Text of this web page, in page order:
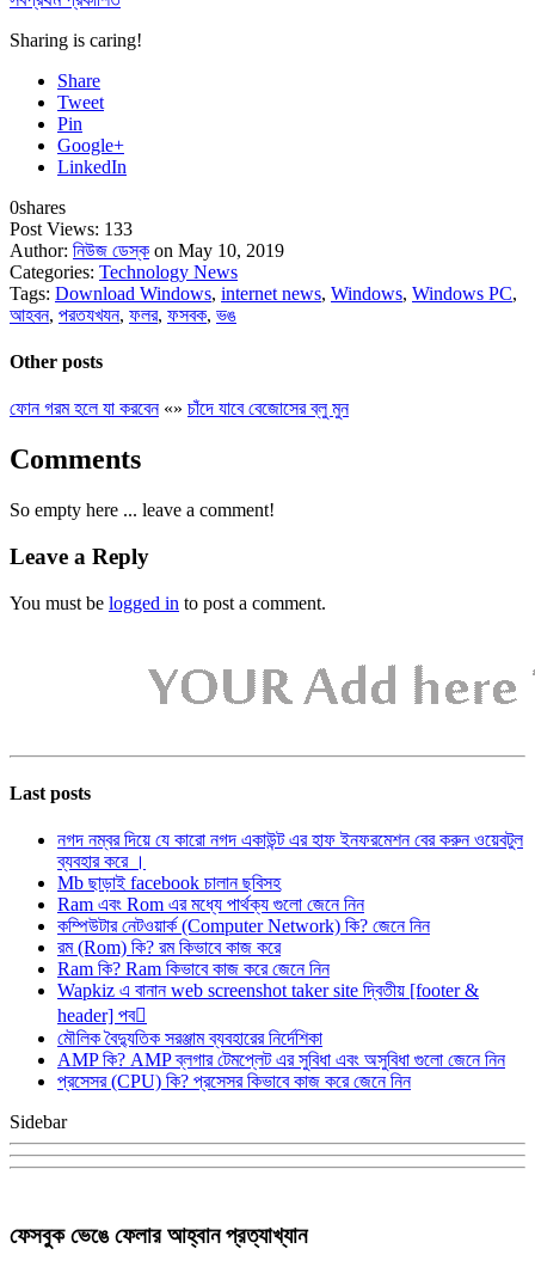
Sharing is caring!
Share
Tweet
Pin
Google+
LinkedIn
0shares
Post Views: 133
Author: নিউজ ডেস্ক on May 10, 2019
Categories: Technology News
Tags: Download Windows, internet news, Windows, Windows PC,
আহবন, পরতযখযন, ফলর, ফসবক, ভঙ
Other posts
ফোন গরম হলে যা করবেন«» চাঁদে যাবে বেজোসের ব্লু মুন
Comments
So empty here ... leave a comment!
Leave a Reply
You must be logged in to post a comment.
Last posts
নগদ নম্বর দিয়ে যে কারো নগদ একাউন্ট এর হাফ ইনফরমেশন বের করুন ওয়েবটুল
ব্যবহার করে ।
Mb ছাড়াই facebook চালান ছবিসহ
Ram এবং Rom এর মধ্যে পার্থক্য গুলো জেনে নিন
কম্পিউটার নেটওয়ার্ক (Computer Network) কি? জেনে নিন
রম (Rom) কি? রম কিভাবে কাজ করে
Ram কি? Ram কিভাবে কাজ করে জেনে নিন
Wapkiz এ বানান web screenshot taker site দ্বিতীয় [footer &
header] পব
মৌলিক বৈদ্যুতিক সরঞ্জাম ব্যবহারের নির্দেশিকা
AMP কি? AMP ব্লগার টেমপ্লেট এর সুবিধা এবং অসুবিধা গুলো জেনে নিন
প্রসেসর (CPU) কি? প্রসেসর কিভাবে কাজ করে জেনে নিন
Sidebar
ফেসবুক ভেঙে ফেলার আহ্বান প্রত্যাখ্যান